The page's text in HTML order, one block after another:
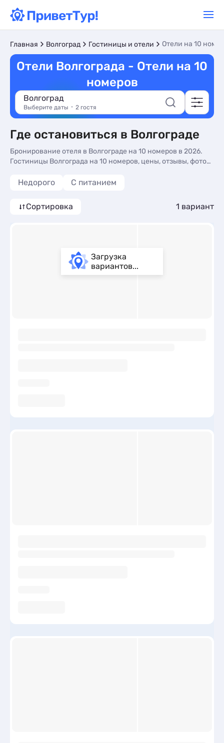
Главная Волгоград Гостиницы и отели Отели на 10
Отели Волгограда - Отели на 10
номеров
Волгоград
Выберите даты 2 гостя
Где остановиться в Волгограде
Бронирование отеля в Волгограде на 10 номеров в 2026.
Гостиницы Волгограда на 10 номеров, цены, отзывы, фото
Недорого С питанием
Сортировка 1 вариант
Загрузка
вариантов...